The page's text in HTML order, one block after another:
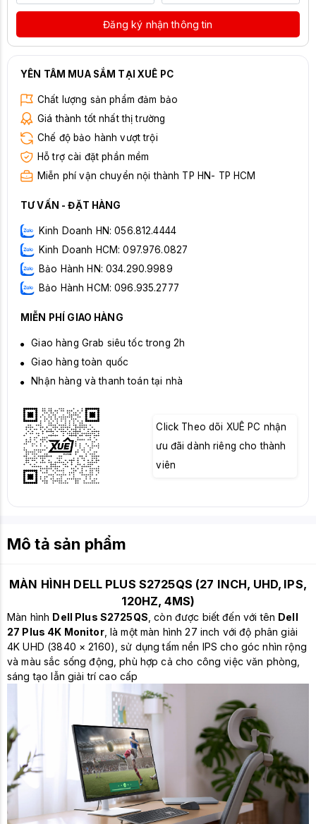
Đăng ký nhận thông tin
YÊN TÂM MUA SẮM TẠI XUÊ PC
Chất lượng sản phẩm đảm bảo
Giá thành tốt nhất thị trường
Chế độ bảo hành vượt trội
Hỗ trợ cài đặt phần mềm
Miễn phí vận chuyển nội thành TP HN- TP HCM
TƯ VẤN - ĐẶT HÀNG
Kinh Doanh HN: 056.812.4444
Kinh Doanh HCM: 097.976.0827
Bảo Hành HN: 034.290.9989
Bảo Hành HCM: 096.935.2777
MIỄN PHÍ GIAO HÀNG
Giao hàng Grab siêu tốc trong 2h
Giao hàng toàn quốc
Nhận hàng và thanh toán tại nhà
Click Theo dõi XUÊ PC nhận
ưu đãi dành riêng cho thành
viên
Mô tả sản phẩm
MÀN HÌNH DELL PLUS S2725QS (27 INCH, UHD, IPS,
120HZ, 4MS)
Màn hình Dell Plus S2725QS , còn được biết đến với tên Dell
27 Plus 4K Monitor, là một màn hình 27 inch với độ phân giải
4K UHD (3840 × 2160), sử dụng tấm nền IPS cho góc nhìn rộng
và màu sắc sống động, phù hợp cả cho công việc văn phòng,
sáng tạo lẫn giải trí cao cấp